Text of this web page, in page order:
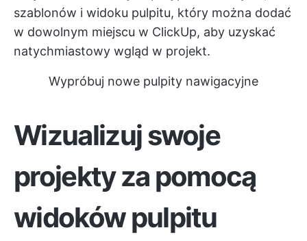
szablonów i widoku pulpitu, który można dodać
w dowolnym miejscu w ClickUp, aby uzyskać
natychmiastowy wgląd w projekt.
Wypróbuj nowe pulpity nawigacyjne
Wizualizuj swoje
projekty za pomocą
widoków pulpitu